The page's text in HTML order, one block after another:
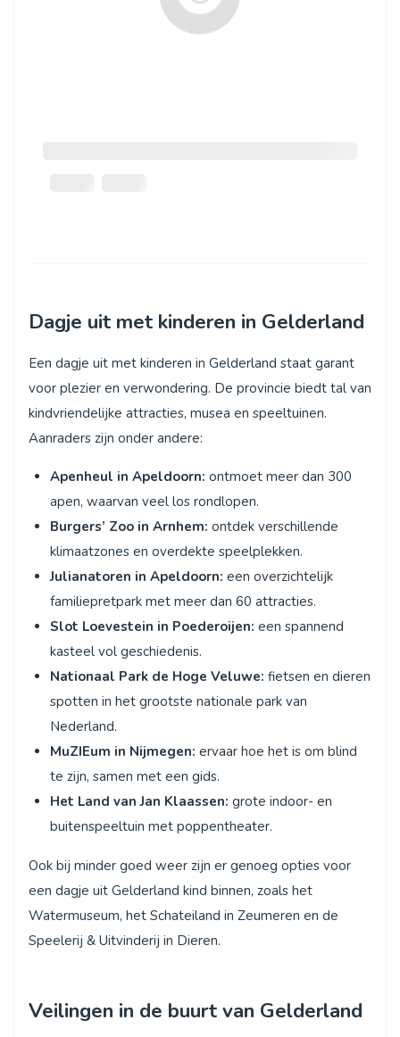
Dagje uit met kinderen in Gelderland
Een dagje uit met kinderen in Gelderland staat garant
voor plezier en verwondering. De provincie biedt tal van
kindvriendelijke attracties, musea en speeltuinen.
Aanraders zijn onder andere:
Apenheul in Apeldoorn: ontmoet meer dan 300
apen, waarvan veel los rondlopen.
Burgers’ Zoo in Arnhem: ontdek verschillende
klimaatzones en overdekte speelplekken.
Julianatoren in Apeldoorn: een overzichtelijk
familiepretpark met meer dan 60 attracties.
Slot Loevestein in Poederoijen: een spannend
kasteel vol geschiedenis.
Nationaal Park de Hoge Veluwe: fietsen en dieren
spotten in het grootste nationale park van
Nederland.
MuZIEum in Nijmegen: ervaar hoe het is om blind
te zijn, samen met een gids.
Het Land van Jan Klaassen: grote indoor- en
buitenspeeltuin met poppentheater.
Ook bij minder goed weer zijn er genoeg opties voor
een dagje uit Gelderland kind binnen, zoals het
Watermuseum, het Schateiland in Zeumeren en de
Speelerij & Uitvinderij in Dieren.
Veilingen in de buurt van Gelderland